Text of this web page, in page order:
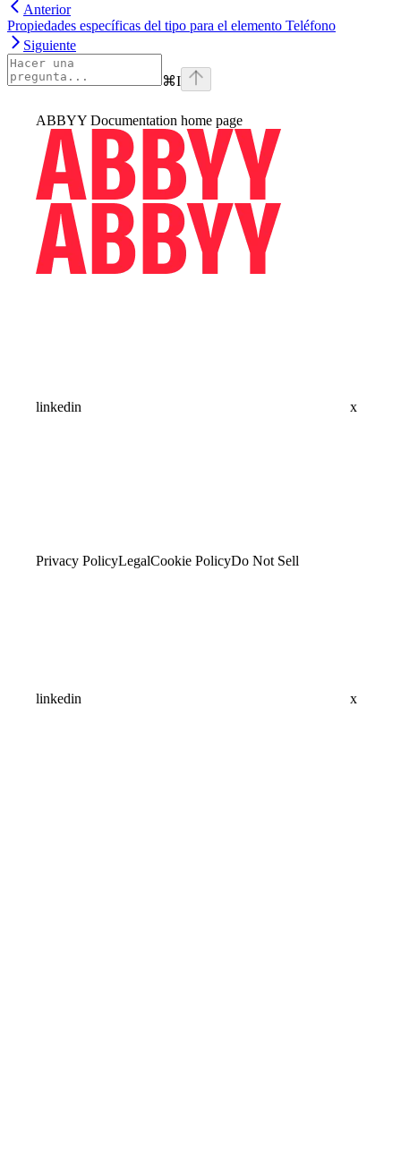
Anterior
Propiedades específicas del tipo para el elemento Teléfono
Siguiente
⌘I
ABBYY Documentation home page
linkedin x
Privacy PolicyLegalCookie PolicyDo Not Sell
linkedin x